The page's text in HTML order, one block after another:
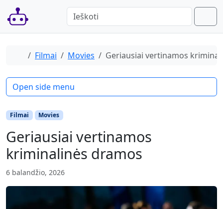
Skip to content
Skip to footer
When autocomplete results are
Home
Filmai Movies Geriausiai vertinamos
Filmai Movies
Geriausiai vertinamos
kriminalinės dramos
6 balandžio, 2026
Open side menu